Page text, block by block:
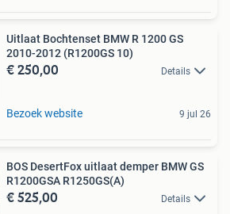
Uitlaat Bochtenset BMW R 1200 GS
2010-2012 (R1200GS 10)
€ 250,00 Details
Bezoek website 9 jul 26
BOS DesertFox uitlaat demper BMW GS
R1200GSA R1250GS(A)
€ 525,00 Details